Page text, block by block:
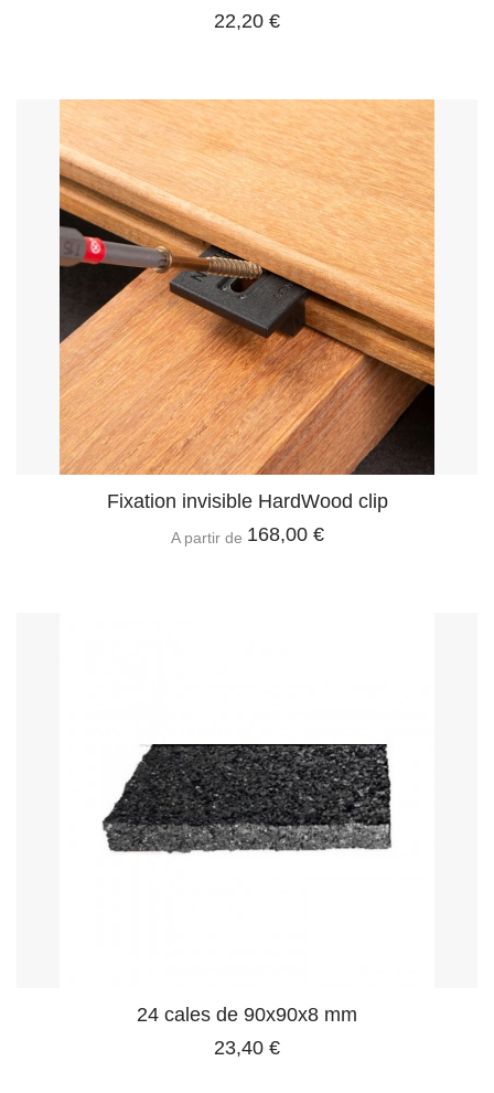
22,20 €
Fixation invisible HardWood clip
A partir de 168,00 €
24 cales de 90x90x8 mm
23,40 €